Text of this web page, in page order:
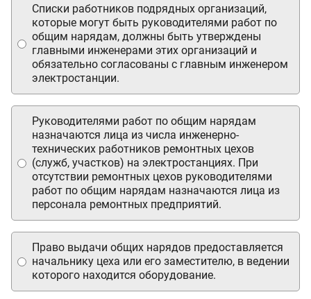
Руководителями работ по общим нарядам
назначаются лица из числа инженерно-
технических работников ремонтных цехов
(служб, участков) на электростанциях. При
отсутствии ремонтных цехов руководителями
работ по общим нарядам назначаются лица из
персонала ремонтных предприятий.
Списки работников подрядных организаций,
которые могут быть руководителями работ по
общим нарядам, должны быть утверждены
главными инженерами этих организаций и
обязательно согласованы с главным инженером
электростанции.
Право выдачи общих нарядов предоставляется
начальнику цеха или его заместителю, в ведении
которого находится оборудование.